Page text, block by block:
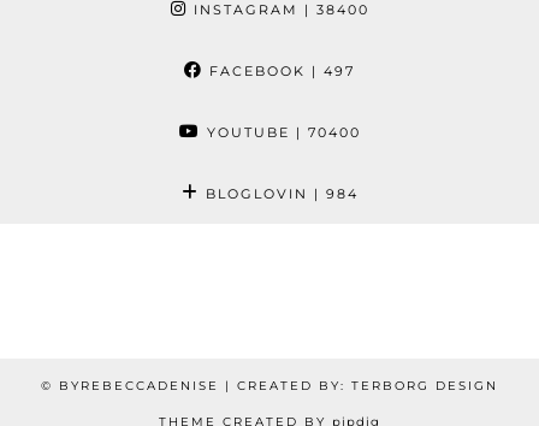
INSTAGRAM | 38400
FACEBOOK | 497
YOUTUBE | 70400
BLOGLOVIN | 984
© BYREBECCADENISE | CREATED BY: TERBORG DESIGN
THEME CREATED BY pipdig